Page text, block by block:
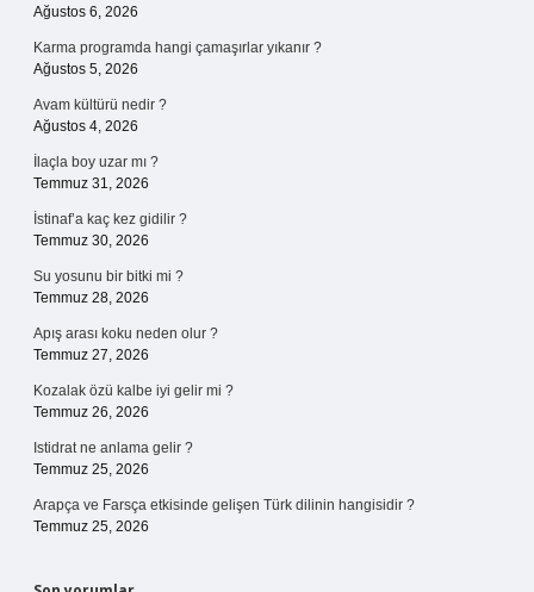
Ağustos 6, 2026
Karma programda hangi çamaşırlar yıkanır ?
Ağustos 5, 2026
Avam kültürü nedir ?
Ağustos 4, 2026
İlaçla boy uzar mı ?
Temmuz 31, 2026
İstinaf’a kaç kez gidilir ?
Temmuz 30, 2026
Su yosunu bir bitki mi ?
Temmuz 28, 2026
Apış arası koku neden olur ?
Temmuz 27, 2026
Kozalak özü kalbe iyi gelir mi ?
Temmuz 26, 2026
Istidrat ne anlama gelir ?
Temmuz 25, 2026
Arapça ve Farsça etkisinde gelişen Türk dilinin hangisidir ?
Temmuz 25, 2026